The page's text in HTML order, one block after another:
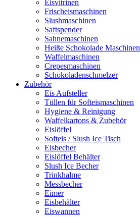
Eisvitrinen
Frischeismaschinen
Slushmaschinen
Saftspender
Sahnemaschinen
Heiße Schokolade Maschinen
Waffelmaschinen
Crepesmaschinen
Schokoladenschmelzer
Zubehör
Eis Aufsteller
Tüllen für Softeismaschinen
Hygiene & Reinigung
Waffelkartons & Zubehör
Eislöffel
Softeis / Slush Ice Tisch
Eisbecher
Eislöffel Behälter
Slush Ice Becher
Trinkhalme
Messbecher
Eimer
Eisbehälter
Eiswannen